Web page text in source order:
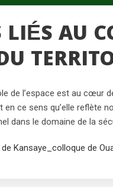
AU
de l’espace est au cœur
ce sens qu’elle reflète
dans le domaine de la
Kansaye_colloque de